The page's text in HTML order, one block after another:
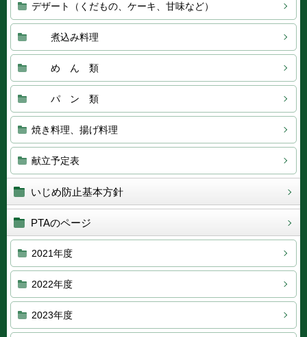
デザート（くだもの、ケーキ、甘味など）
煮込み料理
め ん 類
パ ン 類
焼き料理、揚げ料理
献立予定表
いじめ防止基本方針
PTAのページ
2021年度
2022年度
2023年度